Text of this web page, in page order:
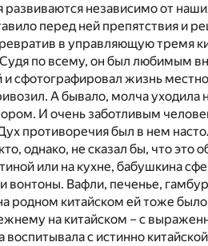
развиваются независимо от
перед ней препятствия и
в управляющую тремя
по всему, он был любимым
сфотографировал жизнь
А бывало, молча уходила
И очень заботливым
противоречия был в нем
однако, не сказал бы, что это
или на кухне, бабушкина
вонтоны. Вафли, печенье,
родном китайском ей тоже
на китайском – с
с истинно